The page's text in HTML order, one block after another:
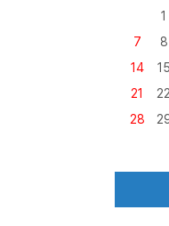
1
7
8
14
21
28